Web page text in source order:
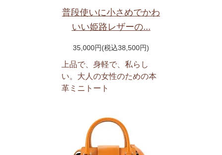
普段使いに小さめでかわ
いい姫路レザーの...
35,000円(税込38,500円)
上品で、身軽で、私らし
い。大人の女性のための本
革ミニトート